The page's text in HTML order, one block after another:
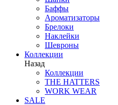
Баффы
Ароматизаторы
Брелоки
Наклейки
Шевроны
Коллекции
Назад
Коллекции
THE HATTERS
WORK WEAR
SALE